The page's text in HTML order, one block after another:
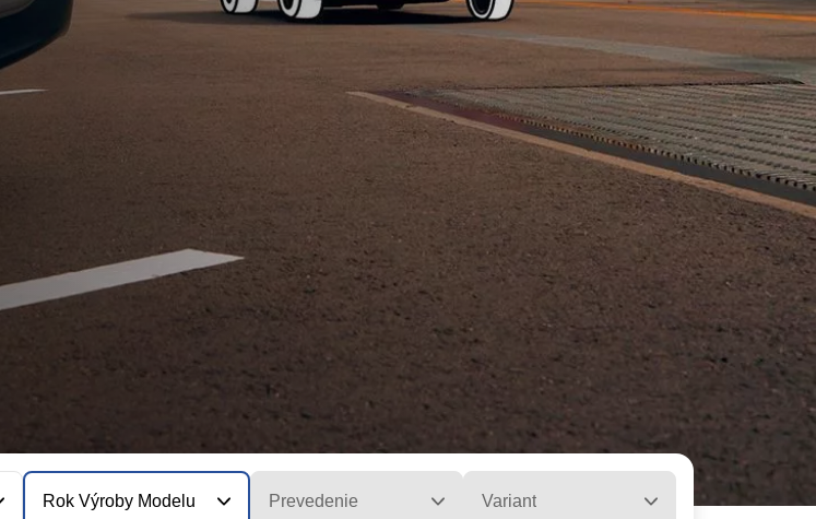
Rok Výroby Modelu Prevedenie Variant